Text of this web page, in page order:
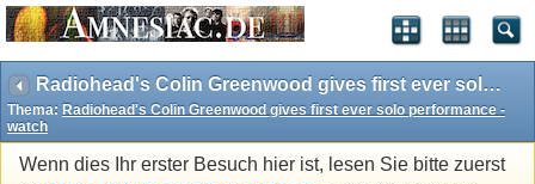
Radiohead's Colin Greenwood gives first ever solo performance - watch
Thema: Radiohead's Colin Greenwood gives first ever solo performance -
watch
Wenn dies Ihr erster Besuch hier ist, lesen Sie bitte zuerst